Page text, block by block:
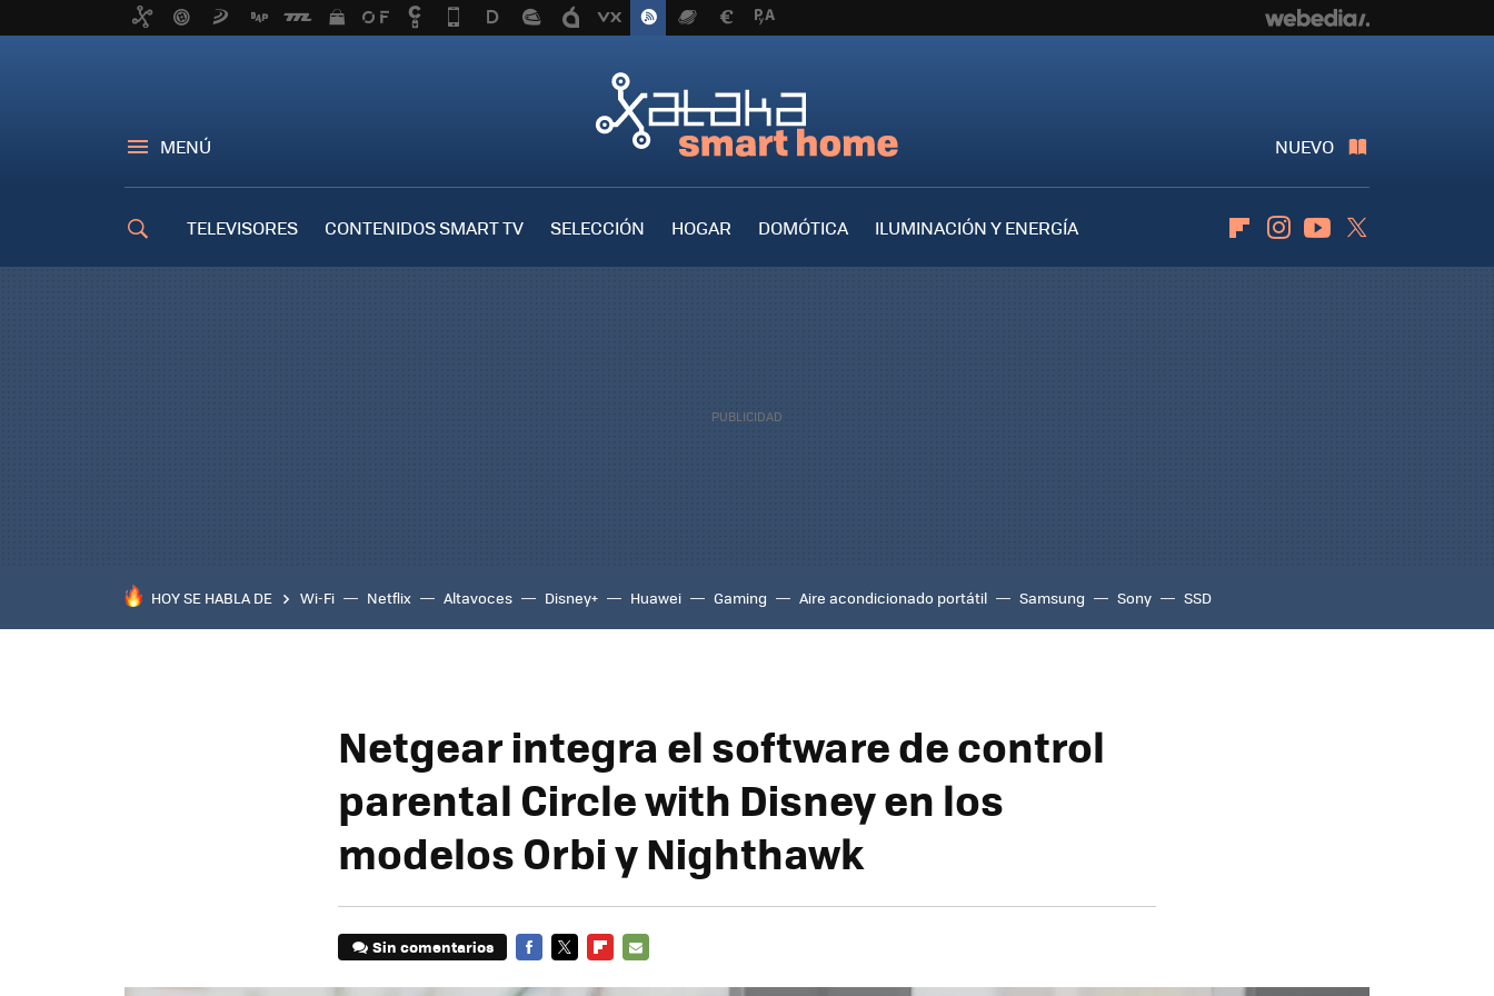
MENÚ NUEVO
TELEVISORES CONTENIDOS SMART TV SELECCIÓN HOGAR DOMÓTICA
ILUMINACIÓN Y ENERGÍA
FlipboardInstagramYoutube
HOY SE HABLA DE Wi-Fi Netflix Altavoces Disney+ Huawei Gaming Aire acondicionado portátil Samsung Sony SSD
Netgear integra el software de control
parental Circle with Disney en los
modelos Orbi y Nighthawk
Sin comentarios